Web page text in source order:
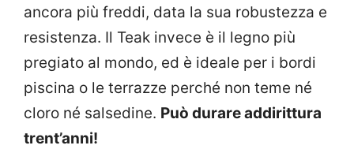
ancora più freddi, data la sua robustezza e
resistenza. Il Teak invece è il legno più
pregiato al mondo, ed è ideale per i bordi
piscina o le terrazze perché non teme né
cloro né salsedine. Può durare addirittura
trent’anni!